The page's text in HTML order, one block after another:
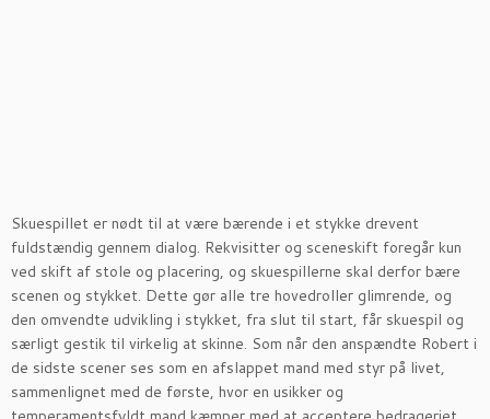
Skuespillet er nødt til at være bærende i et stykke drevent
fuldstændig gennem dialog. Rekvisitter og sceneskift foregår kun
ved skift af stole og placering, og skuespillerne skal derfor bære
scenen og stykket. Dette gør alle tre hovedroller glimrende, og
den omvendte udvikling i stykket, fra slut til start, får skuespil og
særligt gestik til virkelig at skinne. Som når den anspændte Robert i
de sidste scener ses som en afslappet mand med styr på livet,
sammenlignet med de første, hvor en usikker og